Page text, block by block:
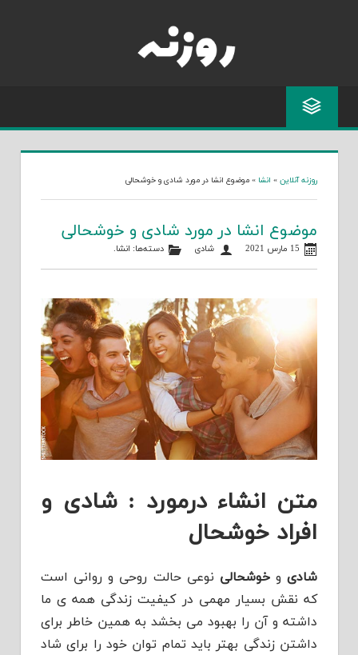
روزنه آنلاین » انشا » موضوع انشا در مورد شادی و خوشحالی
موضوع انشا در مورد شادی و خوشحالی
15 مارس 2021 شادی دسته‌ها: انشا.
متن انشاء درمورد : شادی و
افراد خوشحال
شادی وخوشحالی نوعی حالت روحی و روانی است
که نقش بسیار مهمی در کیفیت زندگی همه ی ما
داشته و آن را بهبود می بخشد به همین خاطر برای
داشتن زندگی بهتر باید تمام توان خود را برای شاد